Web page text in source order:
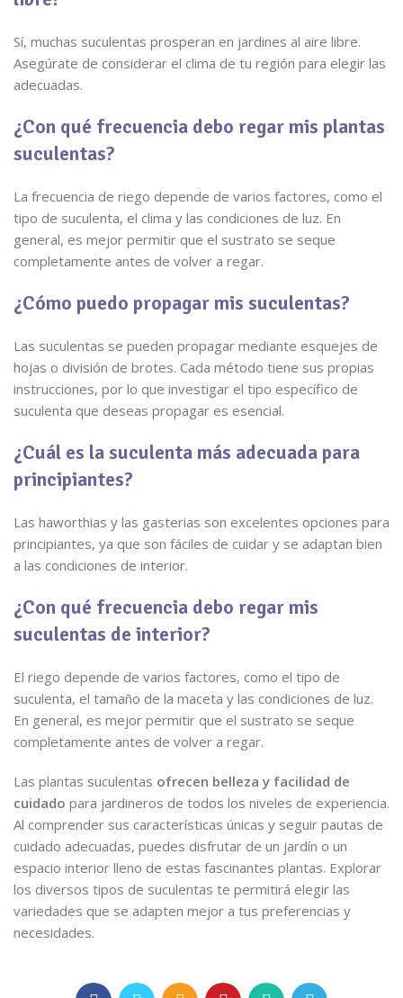
Sí, muchas suculentas prosperan en jardines al aire libre.
Asegúrate de considerar el clima de tu región para elegir las
adecuadas.
¿Con qué frecuencia debo regar mis plantas
suculentas?
La frecuencia de riego depende de varios factores, como el
tipo de suculenta, el clima y las condiciones de luz. En
general, es mejor permitir que el sustrato se seque
completamente antes de volver a regar.
¿Cómo puedo propagar mis suculentas?
Las suculentas se pueden propagar mediante esquejes de
hojas o división de brotes. Cada método tiene sus propias
instrucciones, por lo que investigar el tipo específico de
suculenta que deseas propagar es esencial.
¿Cuál es la suculenta más adecuada para
principiantes?
Las haworthias y las gasterias son excelentes opciones para
principiantes, ya que son fáciles de cuidar y se adaptan bien
a las condiciones de interior.
¿Con qué frecuencia debo regar mis
suculentas de interior?
El riego depende de varios factores, como el tipo de
suculenta, el tamaño de la maceta y las condiciones de luz.
En general, es mejor permitir que el sustrato se seque
completamente antes de volver a regar.
Las plantas suculentas ofrecen belleza y facilidad de
cuidado para jardineros de todos los niveles de experiencia.
Al comprender sus características únicas y seguir pautas de
cuidado adecuadas, puedes disfrutar de un jardín o un
espacio interior lleno de estas fascinantes plantas. Explorar
los diversos tipos de suculentas te permitirá elegir las
variedades que se adapten mejor a tus preferencias y
necesidades.